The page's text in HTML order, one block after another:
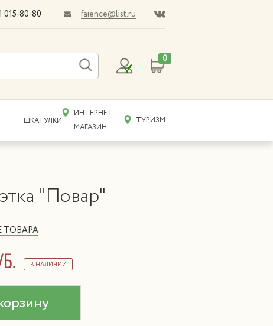
015-80-80 faience@list.ru
0
ШКАТУЛКИ
ИНТЕРНЕТ-
МАГАЗИН
ТУРИЗМ
"Повар"
ТОВАРА
В НАЛИЧИИ